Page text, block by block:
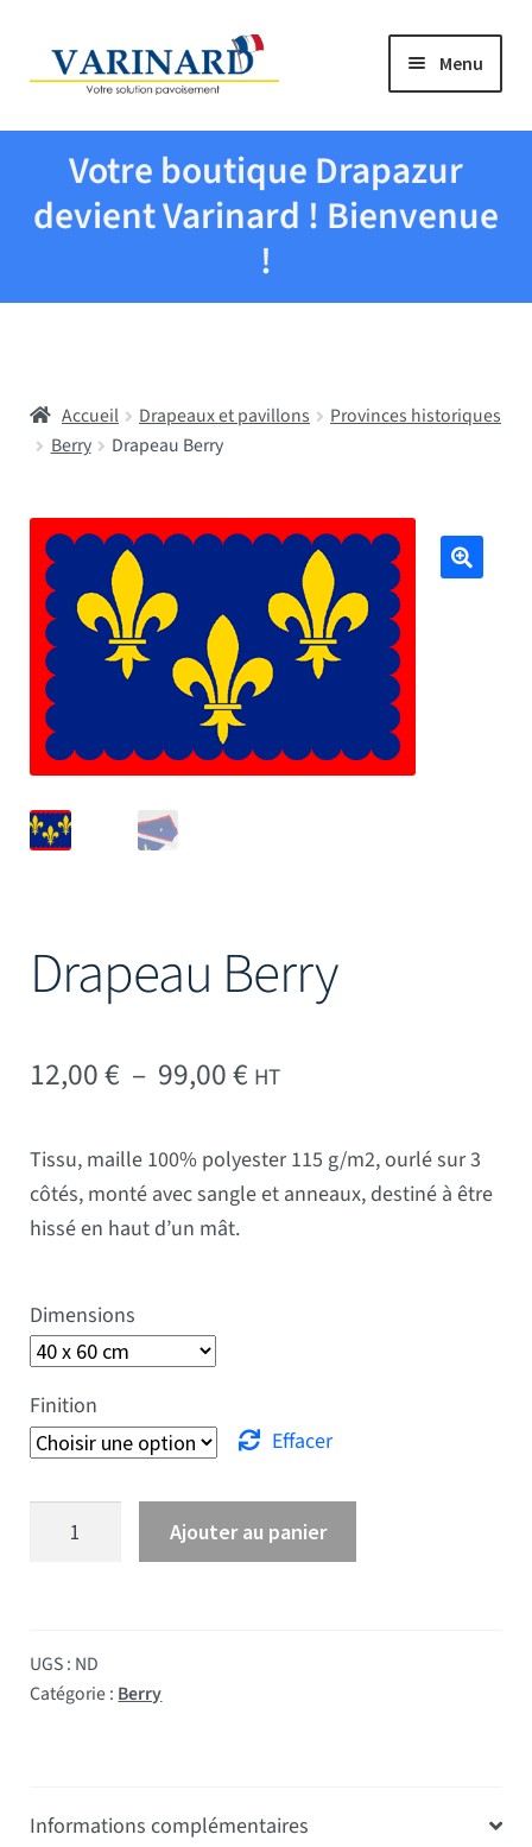
Aller à la navigation
Aller au contenu Menu
Tous les produits
Drapeaux et pavillons
Écoles
Mâts
Votre boutique Drapazur
devient Varinard ! Bienvenue
!
Accueil Drapeaux et pavillons
Provinces historiques
Berry
Drapeau Berry
Drapeau Berry
12,00€ – 99,00€Plage de prix : 12,00 €
HT
Tissu, maille 100% polyester 115 g/m2, ourlé sur 3
côtés, monté avec sangle et anneaux, destiné à être
hissé en haut d’un mât.
Dimensions
Finition
Effacer
quantité de Drapeau Berry
Ajouter au panier
UGS : ND
Catégorie : Berry
Informations complémentaires